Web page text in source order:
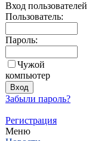
Вход пользователей
Пользователь:
Пароль:
Чужой
компьютер
Забыли пароль?
Регистрация
Меню